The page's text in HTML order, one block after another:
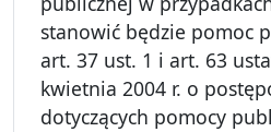
stanowić będzie pomoc
art. 37 ust. 1 i art. 63
kwietnia 2004 r. o
dotyczących pomocy